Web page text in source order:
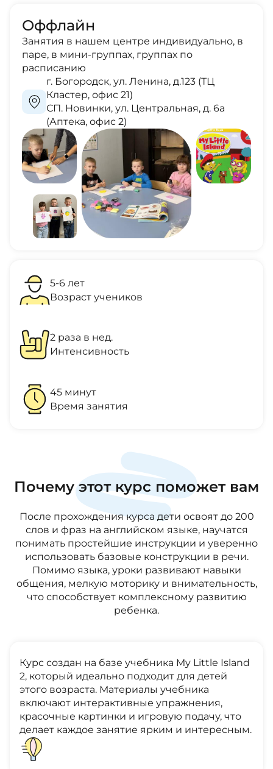
Оффлайн
Занятия в нашем центре индивидуально, в
паре, в мини-группах, группах по
расписанию
г. Богородск, ул. Ленина, д.123 (ТЦ
Кластер, офис 21)
СП. Новинки, ул. Центральная, д. 6а
(Аптека, офис 2)
5-6 лет
Возраст учеников
2 раза в нед.
Интенсивность
45 минут
Время занятия
Почему этот курс поможет вам
После прохождения курса дети освоят до 200
слов и фраз на английском языке, научатся
понимать простейшие инструкции и уверенно
использовать базовые конструкции в речи.
Помимо языка, уроки развивают навыки
общения, мелкую моторику и внимательность,
что способствует комплексному развитию
ребенка.
Курс создан на базе учебника My Little Island
2, который идеально подходит для детей
этого возраста. Материалы учебника
включают интерактивные упражнения,
красочные картинки и игровую подачу, что
делает каждое занятие ярким и интересным.